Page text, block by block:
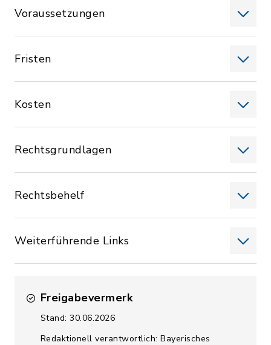
Voraussetzungen
Fristen
Kosten
Rechtsgrundlagen
Rechtsbehelf
Weiterführende Links
Freigabevermerk
Stand: 30.06.2026
Redaktionell verantwortlich: Bayerisches